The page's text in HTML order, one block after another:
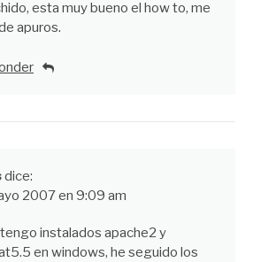
esta muy bueno el how to, me
apuros.
dice:
2007 en 9:09 am
instalados apache2 y
en windows, he seguido los